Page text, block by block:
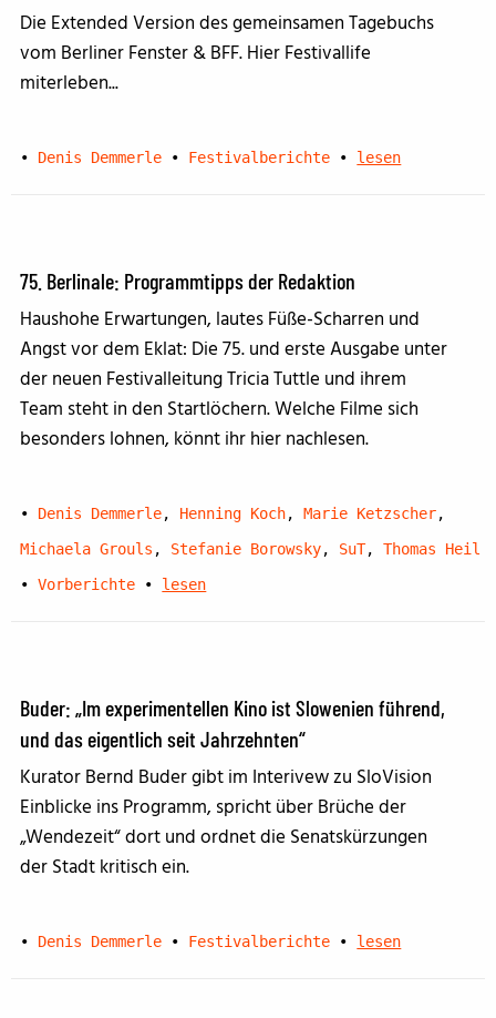
Die Extended Version des gemeinsamen Tagebuchs
vom Berliner Fenster & BFF. Hier Festivallife
miterleben...
• Denis Demmerle • Festivalberichte • lesen
75. Berlinale: Programmtipps der Redaktion
Haushohe Erwartungen, lautes Füße-Scharren und
Angst vor dem Eklat: Die 75. und erste Ausgabe unter
der neuen Festivalleitung Tricia Tuttle und ihrem
Team steht in den Startlöchern. Welche Filme sich
besonders lohnen, könnt ihr hier nachlesen.
• Denis Demmerle, Henning Koch,Marie Ketzscher,
Michaela Grouls , Stefanie Borowsky, SuT,Thomas Heil
• Vorberichte • lesen
Buder: „Im experimentellen Kino ist Slowenien führend,
und das eigentlich seit Jahrzehnten“
Kurator Bernd Buder gibt im Interivew zu SloVision
Einblicke ins Programm, spricht über Brüche der
„Wendezeit“ dort und ordnet die Senatskürzungen
der Stadt kritisch ein.
• Denis Demmerle • Festivalberichte • lesen